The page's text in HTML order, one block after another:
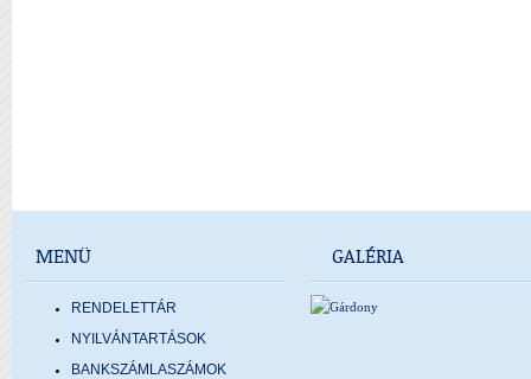
MENÜ
RENDELETTÁR
NYILVÁNTARTÁSOK
BANKSZÁMLASZÁMOK
GALÉRIA